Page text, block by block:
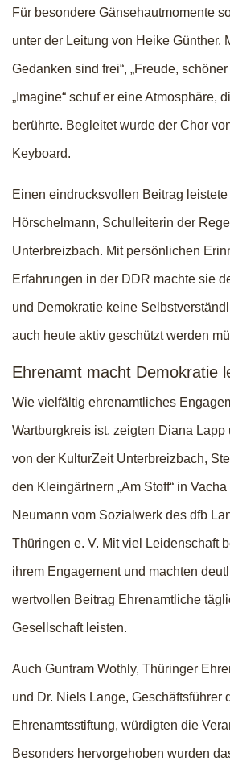
Für besondere Gänsehautmomente
unter der Leitung von Heike Günther.
Gedanken sind frei“, „Freude,
„Imagine“ schuf er eine Atmosphäre,
berührte. Begleitet wurde der Chor
Keyboard.
Einen eindrucksvollen Beitrag
Hörschelmann, Schulleiterin der
Unterbreizbach. Mit persönlichen
Erfahrungen in der DDR machte sie
und Demokratie keine
auch heute aktiv geschützt werden
Ehrenamt macht Demokratie
Wie vielfältig ehrenamtliches
Wartburgkreis ist, zeigten Diana Lapp
von der KulturZeit Unterbreizbach,
den Kleingärtnern „Am Stoff“ in
Neumann vom Sozialwerk des dfb
Thüringen e. V. Mit viel Leidenschaft
ihrem Engagement und machten
wertvollen Beitrag Ehrenamtliche
Gesellschaft leisten.
Auch Guntram Wothly, Thüringer
und Dr. Niels Lange, Geschäftsführer
Ehrenamtsstiftung, würdigten die
Besonders hervorgehoben wurden